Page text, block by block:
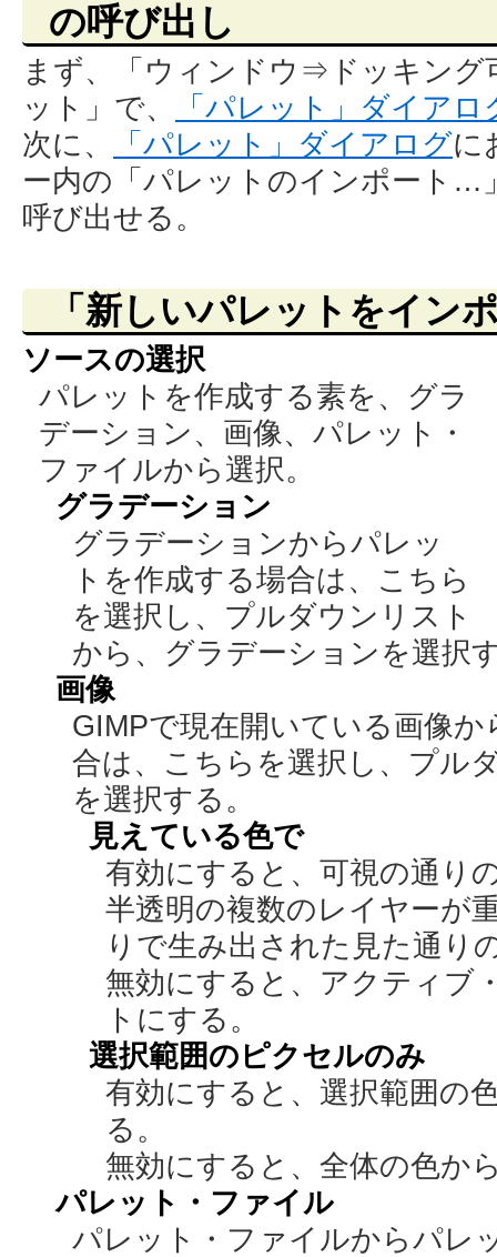
の呼び出し
まず、「ウィンドウ⇒ドッキン
ット」で、
「パレット」ダイアロ
次に、
「パレット」ダイアログに
ー内の「パレットのインポート…
呼び出せる。
「新しいパレットをイン
ソースの選択
パレットを作成する素を、グラ
デーション、画像、パレット・
ファイルから選択。
グラデーション
グラデーションからパレッ
トを作成する場合は、こちら
を選択し、プルダウンリスト
から、グラデーションを選択
画像
GIMPで現在開いている画像
合は、こちらを選択し、プル
を選択する。
見えている色で
有効にすると、可視の通り
半透明の複数のレイヤーが
りで生み出された見た通り
無効にすると、アクティブ
トにする。
選択範囲のピクセルのみ
有効にすると、選択範囲の
る。
無効にすると、全体の色か
パレット・ファイル
パレット・ファイルからパレ